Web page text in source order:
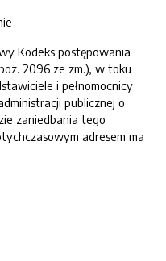
postępowania
2096 ze zm.), w toku
i pełnomocnicy
publicznej o
zaniedbania tego
adresem ma